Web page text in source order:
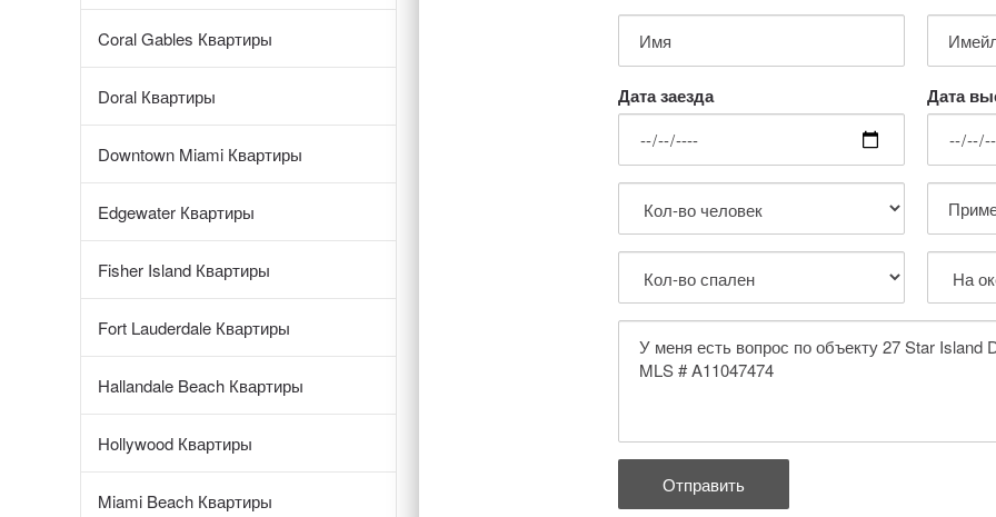
Coral Gables Квартиры
Doral Квартиры
Downtown Miami Квартиры
Edgewater Квартиры
Fisher Island Квартиры
Fort Lauderdale Квартиры
Hallandale Beach Квартиры
Hollywood Квартиры
Miami Beach Квартиры
Дата заезда Дата